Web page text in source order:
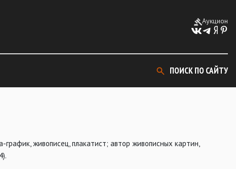
Аукцион
ПОИСК ПО САЙТУ
график, живописец, плакатист; автор живописных картин,